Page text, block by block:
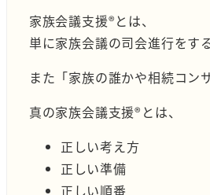
家族会議支援®︎とは、
単に家族会議の司会進行をす
また「家族の誰かや相続コン
真の家族会議支援®︎とは、
正しい考え方
正しい準備
正しい順番